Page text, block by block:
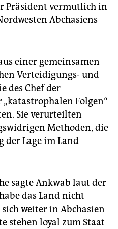
Präsident vermutlich in
Abchasiens
einer gemeinsamen
Verteidigungs- und
des Chef der
Folgen“
Sie verurteilten
Methoden, die
der Lage im Land
sagte Ankwab laut der
das Land nicht
weiter in Abchasien
stehen loyal zum Staat